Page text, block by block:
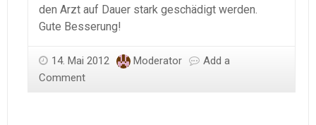
den Arzt auf Dauer stark geschädigt werden.
Gute Besserung!
14. Mai 2012 Moderator
Add a
Comment